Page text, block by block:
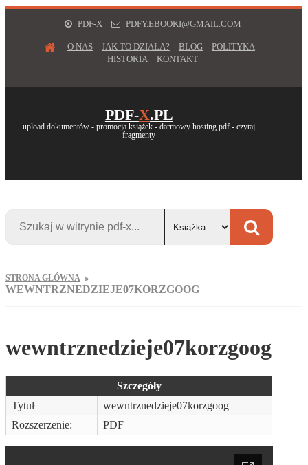
PDF-X PDFY.EBOOKI@GMAIL.COM
O NAS JAK TO DZIAŁA? BLOG
POLITYKA
HISTORIA
KONTAKT
PDF-X.PL
upload dokumentów - promocja książek - darmowy hosting pdf - czytaj
fragmenty
STRONA GŁÓWNA
WEWNTRZNEDZIEJE07KORZGOOG
wewntrznedzieje07korzgoog
Szczegóły
Tytuł
wewntrznedzieje07korzgoog
Rozszerzenie:
PDF